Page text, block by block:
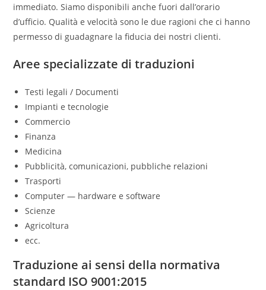
immediato. Siamo disponibili anche fuori dall’orario
d’ufficio. Qualità e velocità sono le due ragioni che ci hanno
permesso di guadagnare la fiducia dei nostri clienti.
Aree specializzate di traduzioni
Testi legali / Documenti
Impianti e tecnologie
Commercio
Finanza
Medicina
Pubblicità, comunicazioni, pubbliche relazioni
Trasporti
Computer — hardware e software
Scienze
Agricoltura
ecc.
Traduzione ai sensi della normativa
standard ISO 9001:2015